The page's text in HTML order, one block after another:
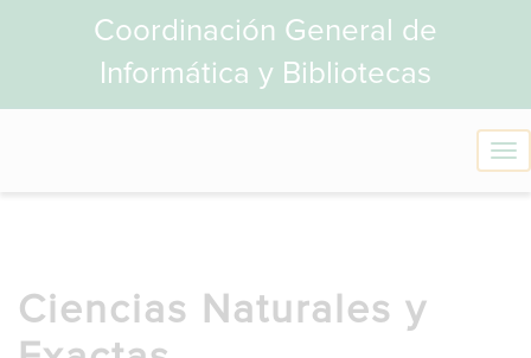
Coordinación General de
Informática y Bibliotecas
T
o
Ciencias Naturales y